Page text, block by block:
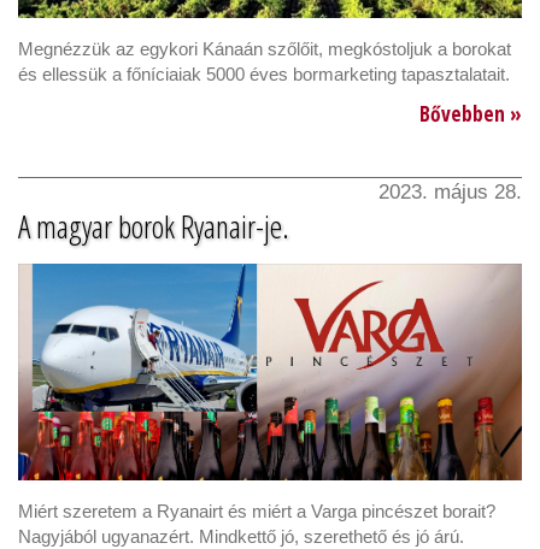
Megnézzük az egykori Kánaán szőlőit, megkóstoljuk a borokat
és ellessük a főníciaiak 5000 éves bormarketing tapasztalatait.
Bővebben »
2023. május 28.
A magyar borok Ryanair-je.
Miért szeretem a Ryanairt és miért a Varga pincészet borait?
Nagyjából ugyanazért. Mindkettő jó, szerethető és jó árú.